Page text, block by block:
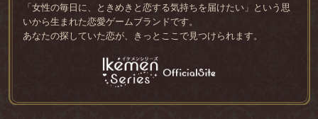
「女性の毎日に、ときめきと恋する気持ちを届けたい」という思
いから生まれた恋愛ゲームブランドです。
あなたの探していた恋が、きっとここで見つけられます。